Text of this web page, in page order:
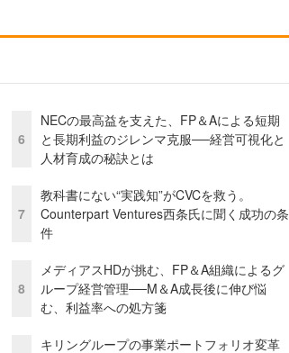
6
NECの最高益を支えた、FP＆Aによる短期
と長期利益のジレンマ克服──経営可視化と
人材育成の秘訣とは
7
教科書にない“実践知”がCVCを救う。
Counterpart Ventures西条氏に聞く成功の条
件
8
メディアスHDが挑む、FP＆A組織によるグ
ループ経営管理──M＆A成長後に伸び悩
む、利益率への処方箋
キリングループの事業ポートフォリオ変革